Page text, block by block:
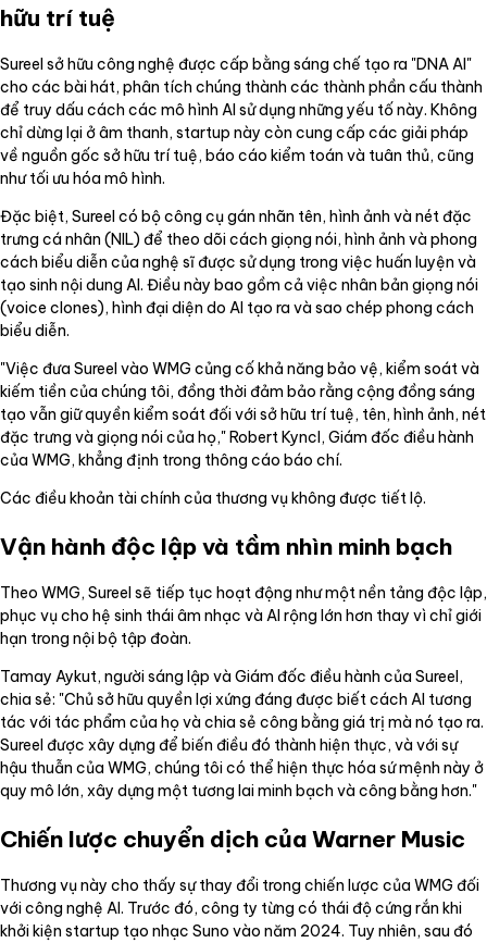
hữu trí tuệ
Sureel sở hữu công nghệ được cấp bằng sáng chế tạo ra "DNA AI"
cho các bài hát, phân tích chúng thành các thành phần cấu thành
để truy dấu cách các mô hình AI sử dụng những yếu tố này. Không
chỉ dừng lại ở âm thanh, startup này còn cung cấp các giải pháp
về nguồn gốc sở hữu trí tuệ, báo cáo kiểm toán và tuân thủ, cũng
như tối ưu hóa mô hình.
Đặc biệt, Sureel có bộ công cụ gán nhãn tên, hình ảnh và nét đặc
trưng cá nhân (NIL) để theo dõi cách giọng nói, hình ảnh và phong
cách biểu diễn của nghệ sĩ được sử dụng trong việc huấn luyện và
tạo sinh nội dung AI. Điều này bao gồm cả việc nhân bản giọng nói
(voice clones), hình đại diện do AI tạo ra và sao chép phong cách
biểu diễn.
"Việc đưa Sureel vào WMG củng cố khả năng bảo vệ, kiểm soát và
kiếm tiền của chúng tôi, đồng thời đảm bảo rằng cộng đồng sáng
tạo vẫn giữ quyền kiểm soát đối với sở hữu trí tuệ, tên, hình ảnh, nét
đặc trưng và giọng nói của họ," Robert Kyncl, Giám đốc điều hành
của WMG, khẳng định trong thông cáo báo chí.
Các điều khoản tài chính của thương vụ không được tiết lộ.
Vận hành độc lập và tầm nhìn minh bạch
Theo WMG, Sureel sẽ tiếp tục hoạt động như một nền tảng độc lập,
phục vụ cho hệ sinh thái âm nhạc và AI rộng lớn hơn thay vì chỉ giới
hạn trong nội bộ tập đoàn.
Tamay Aykut, người sáng lập và Giám đốc điều hành của Sureel,
chia sẻ: "Chủ sở hữu quyền lợi xứng đáng được biết cách AI tương
tác với tác phẩm của họ và chia sẻ công bằng giá trị mà nó tạo ra.
Sureel được xây dựng để biến điều đó thành hiện thực, và với sự
hậu thuẫn của WMG, chúng tôi có thể hiện thực hóa sứ mệnh này ở
quy mô lớn, xây dựng một tương lai minh bạch và công bằng hơn."
Chiến lược chuyển dịch của Warner Music
Thương vụ này cho thấy sự thay đổi trong chiến lược của WMG đối
với công nghệ AI. Trước đó, công ty từng có thái độ cứng rắn khi
khởi kiện startup tạo nhạc Suno vào năm 2024. Tuy nhiên, sau đó